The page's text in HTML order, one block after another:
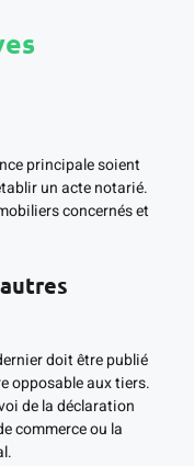
principale soient
un acte notarié.
concernés et
doit être publié
opposable aux tiers.
de la déclaration
commerce ou la